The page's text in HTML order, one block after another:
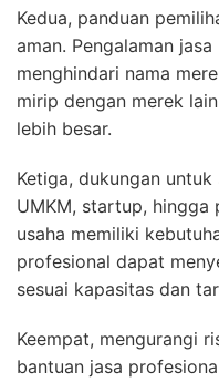
Kedua, panduan
aman. Pengalaman
menghindari nama
mirip dengan merek
lebih besar.
Ketiga, dukungan
UMKM, startup, hingga
usaha memiliki
profesional dapat
sesuai kapasitas dan
Keempat, mengurangi
bantuan jasa